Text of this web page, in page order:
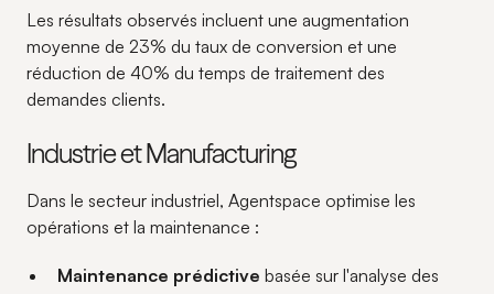
Les résultats observés incluent une augmentation
moyenne de 23% du taux de conversion et une
réduction de 40% du temps de traitement des
demandes clients.
Industrie et Manufacturing
Dans le secteur industriel, Agentspace optimise les
opérations et la maintenance :
Maintenance prédictive basée sur l'analyse des